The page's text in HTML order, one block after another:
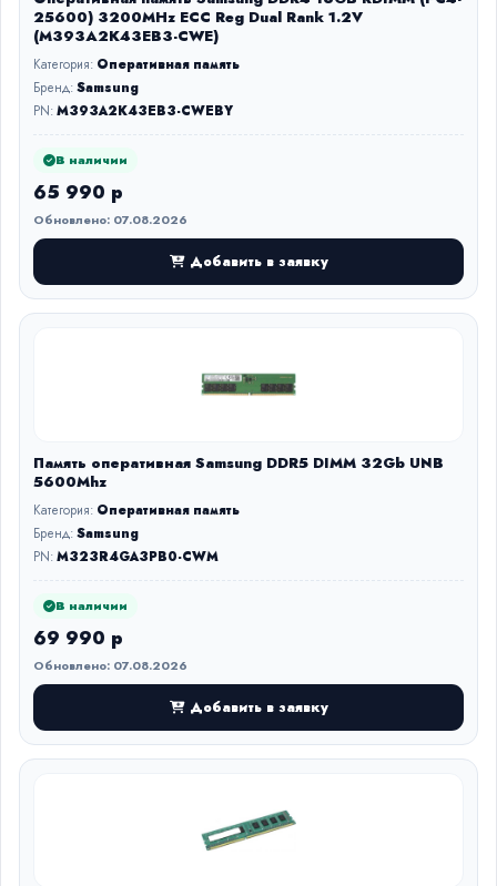
25600) 3200MHz ECC Reg Dual Rank 1.2V
(M393A2K43EB3-CWE)
Категория: Оперативная память
Бренд:Samsung
PN:M393A2K43EB3-CWEBY
В наличии
65 990 р
Обновлено: 07.08.2026
Добавить в заявку
Память оперативная Samsung DDR5 DIMM 32Gb UNB
5600Mhz
Категория: Оперативная память
Бренд:Samsung
PN:M323R4GA3PB0-CWM
В наличии
69 990 р
Обновлено: 07.08.2026
Добавить в заявку